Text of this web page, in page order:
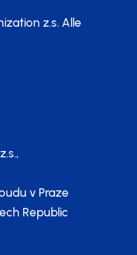
z.s.Alle
v Praze
Republic